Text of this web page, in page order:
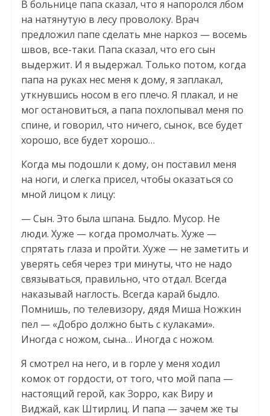
В больнице папа сказал, что я напоролся лбом
на натянутую в лесу проволоку. Врач
предложил папе сделать мне наркоз — восемь
швов, все-таки. Папа сказал, что его сын
выдержит. И я выдержал. Только потом, когда
папа на руках нес меня к дому, я заплакал,
уткнувшись носом в его плечо. Я плакал, и не
мог остановиться, а папа похлопывал меня по
спине, и говорил, что ничего, сынок, все будет
хорошо, все будет хорошо…
Когда мы подошли к дому, он поставил меня
на ноги, и слегка присел, чтобы оказаться со
мной лицом к лицу:
— Сын. Это была шпана. Быдло. Мусор. Не
люди. Хуже — когда промолчать. Хуже —
спрятать глаза и пройти. Хуже — не заметить и
уверять себя через три минуты, что не надо
связываться, правильно, что отдал. Всегда
наказывай наглость. Всегда карай быдло.
Помнишь, по телевизору, дядя Миша Ножкин
пел — «Добро должно быть с кулаками».
Иногда с ножом, сына… Иногда с ножом.
Я смотрел на него, и в горле у меня ходил
комок от гордости, от того, что мой папа —
настоящий герой, как Зорро, как Виру и
Виджай, как Штирлиц. И папа — зачем же ты